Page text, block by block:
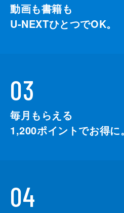
動画も書籍も
U-NEXTひとつでOK。
03
毎月もらえる
1,200ポイントでお得に。
04